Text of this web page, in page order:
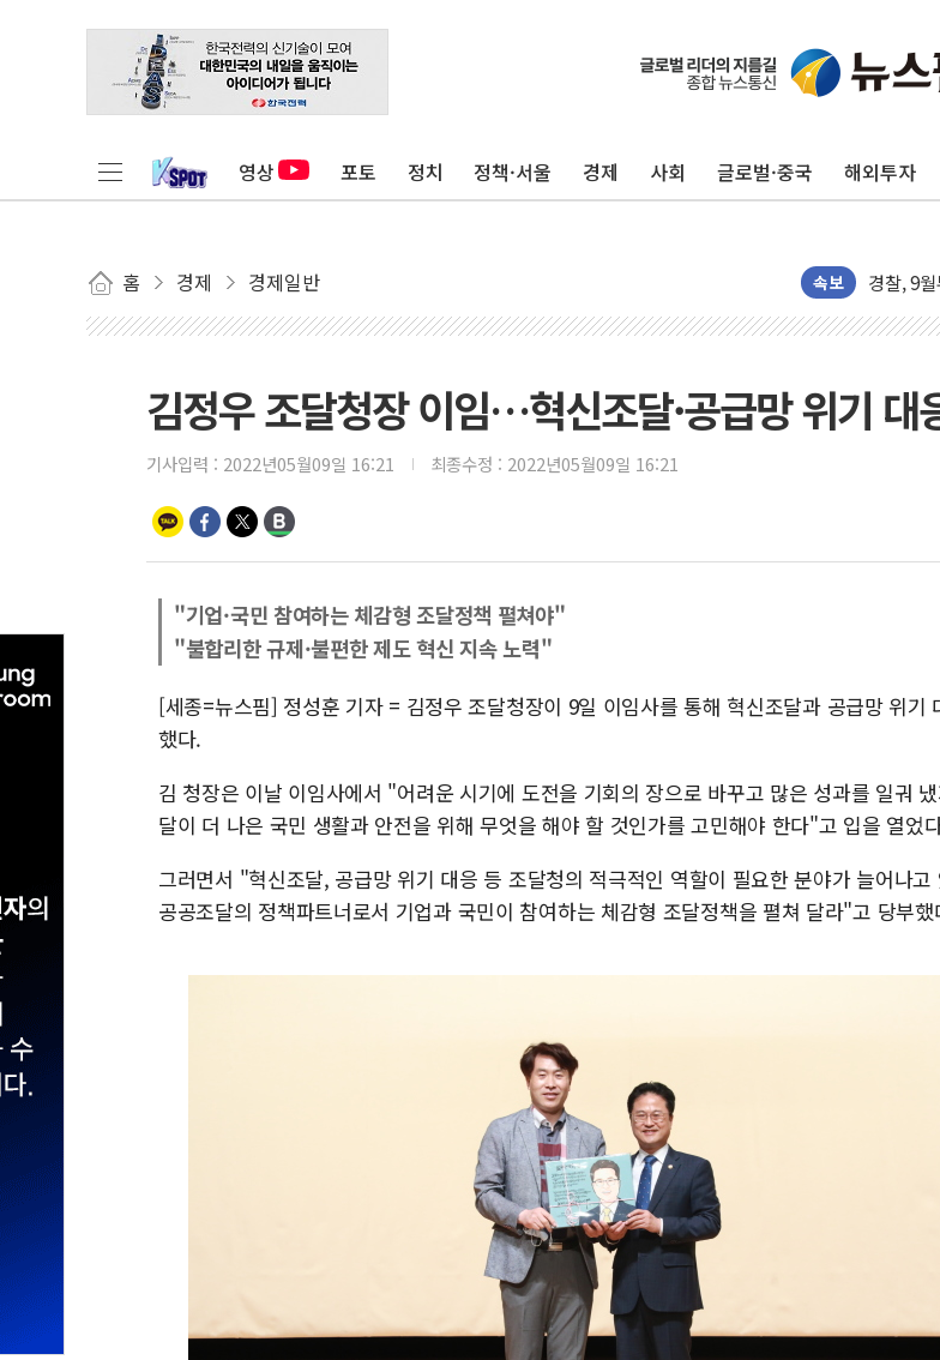
영상 포토 정치 정책·서울 경제 사회 글로벌·중국 해외투자
홈 경제 경제일반 속보
후티 반
경찰, 9
포스코홀
40.2도
"文정
신세계
李대통
'변기
워트, 상
프롬바
NH농
랩지노믹
보로노
푸본현
교보생
벼랑
1순위보
김정우 조달청장 이임…혁신조달·공급망 위기 대
기사입력 : 2022년05월09일 16:21 최종수정 : 2022년05월09일 16:21
"기업·국민 참여하는 체감형 조달정책 펼쳐야"
"불합리한 규제·불편한 제도 혁신 지속 노력"
[세종=뉴스핌] 정성훈 기자 = 김정우 조달청장이 9일 이임사를 통해 혁신조달과 공급망 위기
했다.
김 청장은 이날 이임사에서 "어려운 시기에 도전을 기회의 장으로 바꾸고 많은 성과를 일궈
달이 더 나은 국민 생활과 안전을 위해 무엇을 해야 할 것인가를 고민해야 한다"고 입을 열었
그러면서 "혁신조달, 공급망 위기 대응 등 조달청의 적극적인 역할이 필요한 분야가 늘어나고
공공조달의 정책파트너로서 기업과 국민이 참여하는 체감형 조달정책을 펼쳐 달라"고 당부했